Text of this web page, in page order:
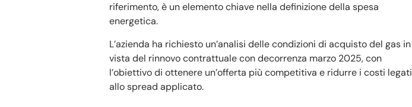
riferimento, è un elemento chiave nella definizione della spesa
energetica.
L’azienda ha richiesto un’analisi delle condizioni di acquisto del gas in
vista del rinnovo contrattuale con decorrenza marzo 2025, con
l’obiettivo di ottenere un’offerta più competitiva e ridurre i costi legati
allo spread applicato.